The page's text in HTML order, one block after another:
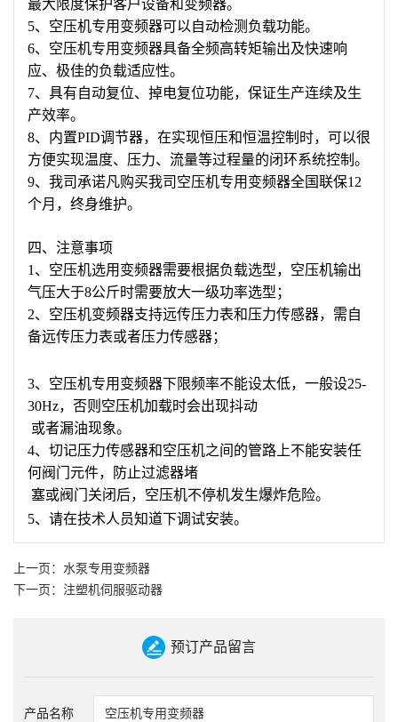
最大限度保护客户设备和变频器。
5、空压机专用变频器可以自动检测负载功能。
6、空压机专用变频器具备全频高转矩输出及快速响
应、极佳的负载适应性。
7、具有自动复位、掉电复位功能，保证生产连续及生
产效率。
8、内置PID调节器，在实现恒压和恒温控制时，可以很
方便实现温度、压力、流量等过程量的闭环系统控制。
9、我司承诺凡购买我司空压机专用变频器全国联保12
个月，终身维护。
四、注意事项
1、空压机选用变频器需要根据负载选型，空压机输出
气压大于8公斤时需要放大一级功率选型；
2、空压机变频器支持远传压力表和压力传感器，需自
备远传压力表或者压力传感器；
3、空压机专用变频器下限频率不能设太低，一般设25-
30Hz，否则空压机加载时会出现抖动
或者漏油现象。
4、切记压力传感器和空压机之间的管路上不能安装任
何阀门元件，防止过滤器堵
塞或阀门关闭后，空压机不停机发生爆炸危险。
5、请在技术人员知道下调试安装。
上一页：水泵专用变频器
下一页：注塑机伺服驱动器
预订产品留言
产品名称